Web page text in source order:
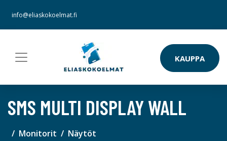
info@eliaskokoelmat.fi
KAUPPA
SMS MULTI DISPLAY WALL
Monitorit Näytöt